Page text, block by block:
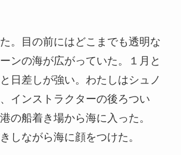
。目の前にはどこまでも透明な
ンの海が広がっていた。１月と
日差しが強い。わたしはシュノ
インストラクターの後ろつい
の船着き場から海に入った。
しながら海に顔をつけた。